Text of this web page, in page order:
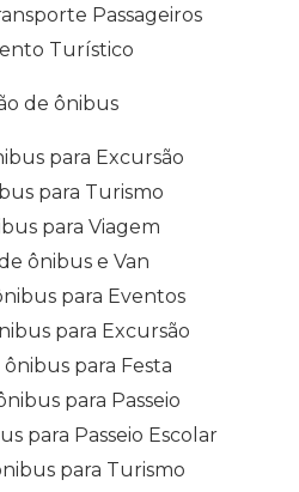
Passageiros
Turístico
de ônibus
para Excursão
para Turismo
para Viagem
ônibus e Van
para Eventos
para Excursão
para Festa
para Passeio
para Passeio Escolar
para Turismo